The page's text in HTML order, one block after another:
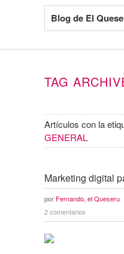
Blog de El
TAG
Artículos con la
GENERAL
Marketing digital
por Fernando, el Queseru
2 comentarios